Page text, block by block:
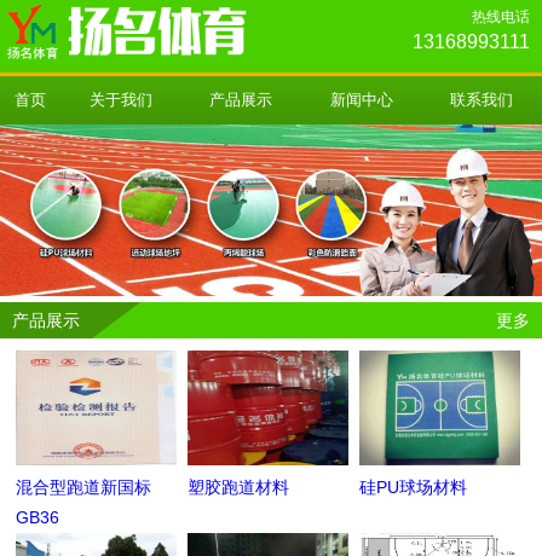
热线电话
13168993111
首页 关于我们 产品展示 新闻中心 联系我们
产品展示 更多
混合型跑道新国标
GB36
塑胶跑道材料 硅PU球场材料